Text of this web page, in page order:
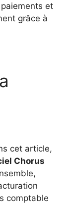
et
grâce à
cet article,
Chorus
comptable